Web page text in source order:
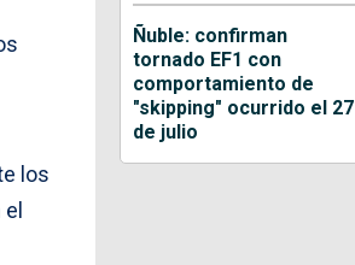
los
Ñuble: confirman
tornado EF1 con
comportamiento de
"skipping" ocurrido el 27
de julio